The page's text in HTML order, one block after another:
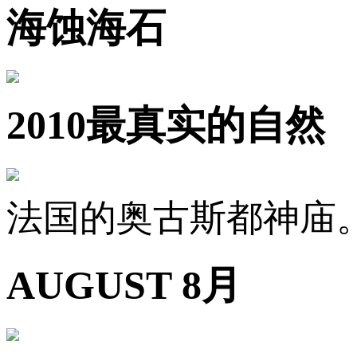
海蚀海石
2010最真实的自然
法国的奥古斯都神庙
AUGUST 8月